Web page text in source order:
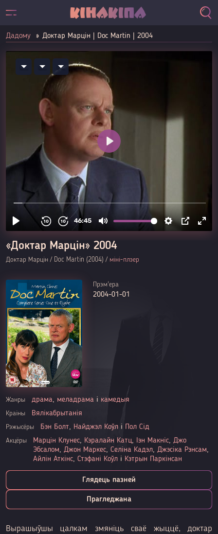
Дадому Доктар Марцін | Doc Martin | 2004
«Доктар Марцін» 2004
Доктар Марцін / Doc Martin (2004) / міні-плэер
Прэм'ера
2004-01-01
Жанры драма, меладрама і камедыя
Краіны Вялікабрытанія
Рэжысёры Бэн Болт, Найджэл Коўл і Пол Сід
Акцёры Марцін Клунес, Кэралайн Катц, Іэн Макніс, Джо
Эбсалом, Джон Маркес, Селіна Кадэл, Джэсіка Рэнсам,
Айлін Аткінс, Стэфані Коўл і Кэтрын Паркінсан
Глядець пазней
Прагледжана
Вырашыўшы цалкам змяніць сваё жыццё, доктар